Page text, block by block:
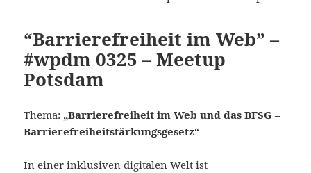
“Barrierefreiheit im Web” –
#wpdm 0325 – Meetup
Potsdam
Thema: „Barrierefreiheit im Web und das BFSG –
Barrierefreiheitstärkungsgesetz“
In einer inklusiven digitalen Welt ist